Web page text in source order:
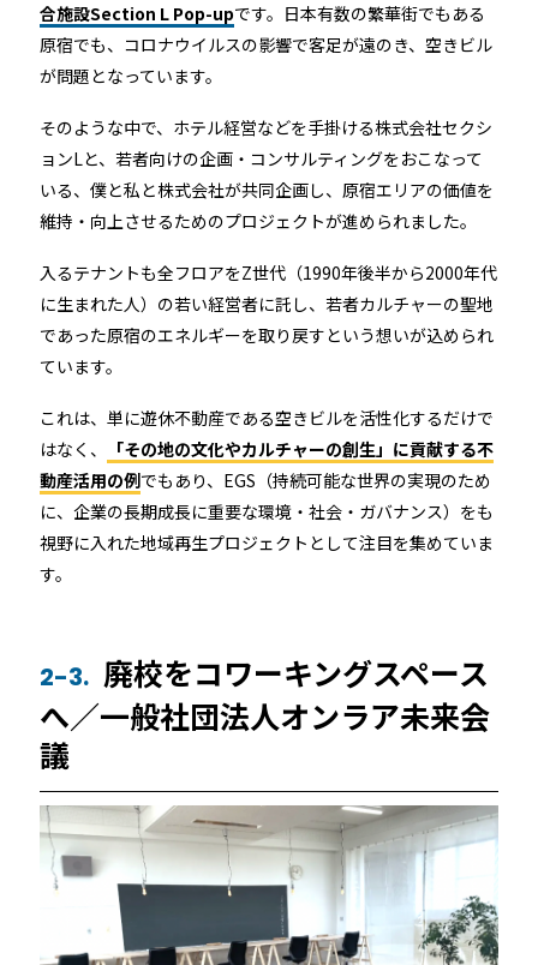
合施設Section L Pop-upです。日本有数の繁華街でもある
原宿でも、コロナウイルスの影響で客足が遠のき、空きビル
が問題となっています。
そのような中で、ホテル経営などを手掛ける株式会社セクシ
ョンLと、若者向けの企画・コンサルティングをおこなって
いる、僕と私と株式会社が共同企画し、原宿エリアの価値を
維持・向上させるためのプロジェクトが進められました。
入るテナントも全フロアをZ世代（1990年後半から2000年代
に生まれた人）の若い経営者に託し、若者カルチャーの聖地
であった原宿のエネルギーを取り戻すという想いが込められ
ています。
これは、単に遊休不動産である空きビルを活性化するだけで
はなく、
「その地の文化やカルチャーの創生」に貢献する不
動産活用の例でもあり、EGS（持続可能な世界の実現のため
に、企業の長期成長に重要な環境・社会・ガバナンス）をも
視野に入れた地域再生プロジェクトとして注目を集めていま
す。
2-3. 廃校をコワーキングスペース
へ／一般社団法人オンラア未来会
議